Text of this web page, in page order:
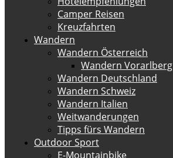
Camper Reisen
Kreuzfahrten
Wandern
Wandern Österreich
Wandern Vorarlberg
Wandern Deutschland
Wandern Schweiz
Wandern Italien
Weitwanderungen
Tipps fürs Wandern
Outdoor Sport
E-Mountainbike